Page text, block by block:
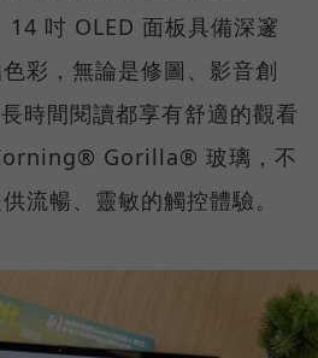
14 吋 OLED 面板具備深邃
彩，無論是修圖、影音創
時間閱讀都享有舒適的觀看
Gorilla® 玻璃，不
流暢、靈敏的觸控體驗。